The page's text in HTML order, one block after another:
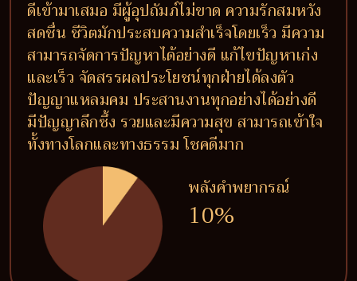
ดีเข้ามาเสมอ มีผู้อุปถัมภ์ไม่ขาด ความรักสมหวัง
สดชื่น ชีวิตมักประสบความสำเร็จโดยเร็ว มีความ
สามารถจัดการปัญหาได้อย่างดี แก้ไขปัญหาเก่ง
และเร็ว จัดสรรผลประโยชน์ทุกฝ่ายได้ลงตัว
ปัญญาแหลมคม ประสานงานทุกอย่างได้อย่างดี
มีปัญญาลึกซึ้ง รวยและมีความสุข สามารถเข้าใจ
ทั้งทางโลกและทางธรรม โชคดีมาก
พลังคำพยากรณ์
10%